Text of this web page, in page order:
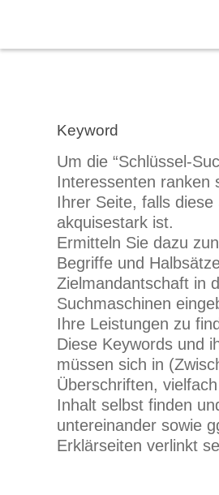
Keyword
Um die “Schlüssel-
Interessenten ranken
Ihrer Seite, falls diese
akquisestark ist.
Ermitteln Sie dazu
Begriffe und
Zielmandantschaft in
Suchmaschinen
Ihre Leistungen zu
Diese Keywords und
müssen sich in
Überschriften,
Inhalt selbst finden
untereinander sowie
Erklärseiten verlinkt